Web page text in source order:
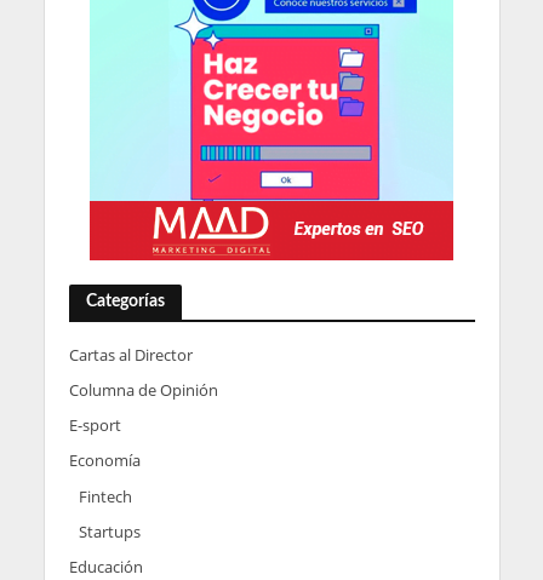
Categorías
Cartas al Director
Columna de Opinión
E-sport
Economía
Fintech
Startups
Educación